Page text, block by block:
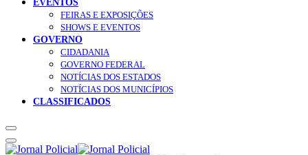
FEIRAS E EXPOSIÇÕES
SHOWS E EVENTOS
GOVERNO
CIDADANIA
GOVERNO FEDERAL
NOTÍCIAS DOS ESTADOS
NOTÍCIAS DOS MUNICÍPIOS
CLASSIFICADOS